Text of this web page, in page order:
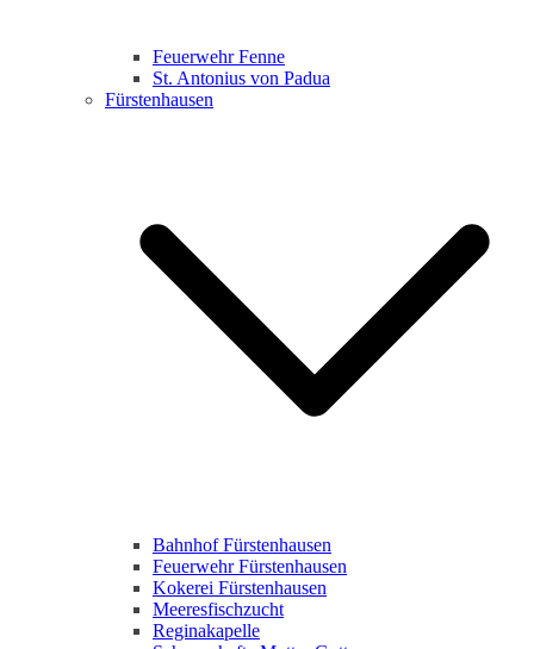
Feuerwehr Fenne
St. Antonius von Padua
Fürstenhausen
Bahnhof Fürstenhausen
Feuerwehr Fürstenhausen
Kokerei Fürstenhausen
Meeresfischzucht
Reginakapelle